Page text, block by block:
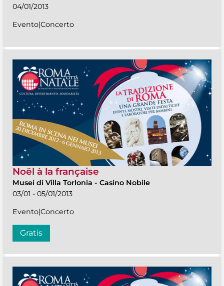
04/01/2013
Evento|Concerto
Noël à la française
Musei di Villa Torlonia - Casino Nobile
03/01 - 05/01/2013
Evento|Concerto
Gratis